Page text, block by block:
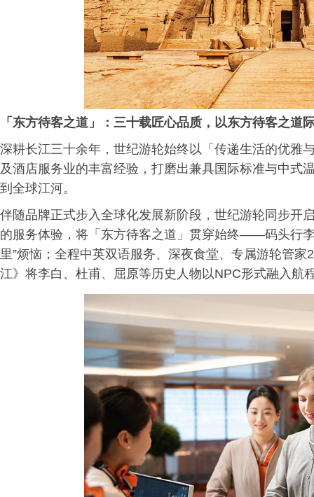
「东方待客之道」 ：三十载匠心品质，以东方待客之道
深耕长江三十余年，世纪游轮始终以「传递生活的优雅
及酒店服务业的丰富经验，打磨出兼具国际标准与中式
到全球江河。
伴随品牌正式步入全球化发展新阶段，世纪游轮同步开
的服务体验，将「东方待客之道」贯穿始终——码头行
里”烦恼；全程中英双语服务、深夜食堂、专属游轮管
江》将李白、杜甫、屈原等历史人物以NPC形式融入航